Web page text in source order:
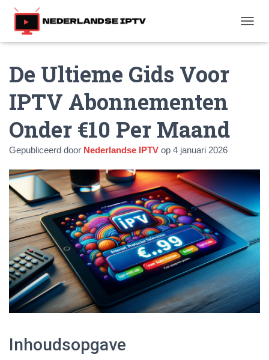
O
I
E
De Ultieme Gids Voor
IPTV Abonnementen
Onder €10 Per Maand
Gepubliceerd door Nederlandse IPTV op 4 januari 2026
Inhoudsopgave